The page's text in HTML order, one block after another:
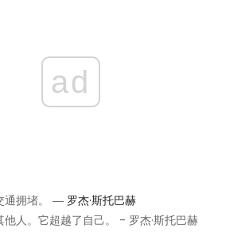
ad
通拥堵。 ― 罗杰·斯托巴赫
人。它超越了自己。 - 罗杰·斯托巴赫